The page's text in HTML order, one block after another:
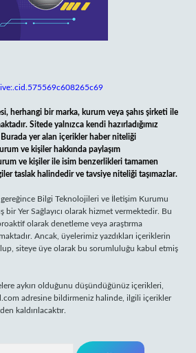
herhangi bir marka, kurum veya şahıs şirketi ile
Sitede yalnızca kendi hazırladığımız
Burada yer alan içerikler haber niteliği
ve kişiler hakkında paylaşım
ve kişiler ile isim benzerlikleri tamamen
taslak halindedir ve tavsiye niteliği taşımazlar.
gereğince Bilgi Teknolojileri ve İletişim Kurumu
bir Yer Sağlayıcı olarak hizmet vermektedir. Bu
olarak denetleme veya araştırma
Ancak, üyelerimiz yazdıkları içeriklerin
siteye üye olarak bu sorumluluğu kabul etmiş
aykırı olduğunu düşündüğünüz içerikleri,
adresine bildirmeniz halinde, ilgili içerikler
kaldırılacaktır.